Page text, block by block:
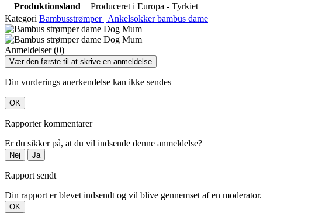
Produktionsland
Produceret i Europa - Tyrkiet
Kategori Bambusstrømper | Ankelsokker bambus dame
Anmeldelser (0)
Vær den første til at skrive en anmeldelse
Din vurderings anerkendelse kan ikke sendes
OK
Rapporter kommentarer
Er du sikker på, at du vil indsende denne anmeldelse?
Nej Ja
Rapport sendt
Din rapport er blevet indsendt og vil blive gennemset af en moderator.
OK